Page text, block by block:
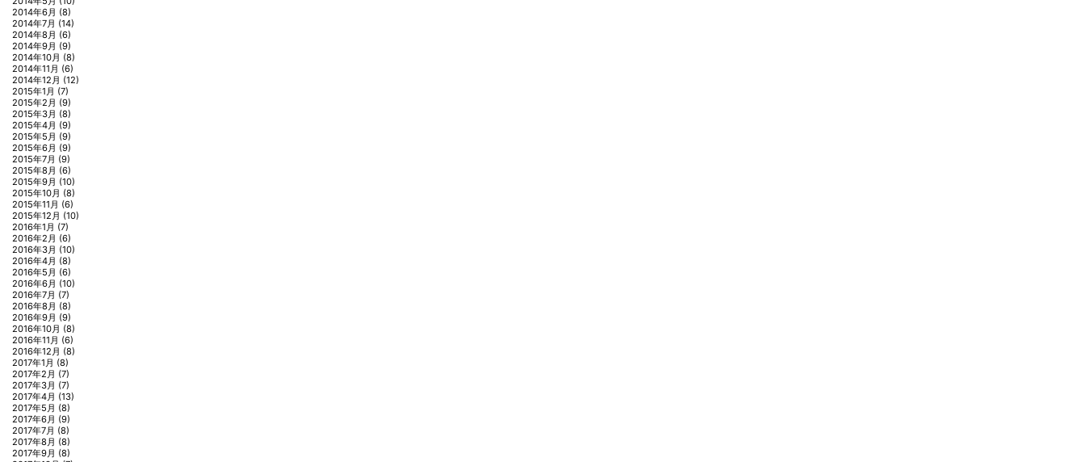
2014年6月 (8)
2014年7月 (14)
2014年8月 (6)
2014年9月 (9)
2014年10月 (8)
2014年11月 (6)
2014年12月 (12)
2015年1月 (7)
2015年2月 (9)
2015年3月 (8)
2015年4月 (9)
2015年5月 (9)
2015年6月 (9)
2015年7月 (9)
2015年8月 (6)
2015年9月 (10)
2015年10月 (8)
2015年11月 (6)
2015年12月 (10)
2016年1月 (7)
2016年2月 (6)
2016年3月 (10)
2016年4月 (8)
2016年5月 (6)
2016年6月 (10)
2016年7月 (7)
2016年8月 (8)
2016年9月 (9)
2016年10月 (8)
2016年11月 (6)
2016年12月 (8)
2017年1月 (8)
2017年2月 (7)
2017年3月 (7)
2017年4月 (13)
2017年5月 (8)
2017年6月 (9)
2017年7月 (8)
2017年8月 (8)
2017年9月 (8)